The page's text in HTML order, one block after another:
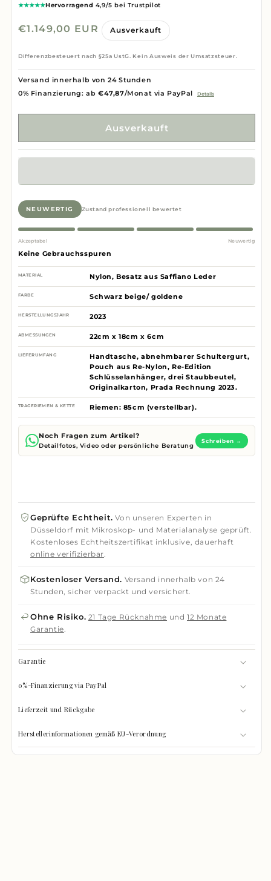
★★★★★Hervorragend 4,9/5 bei Trustpilot
Normaler
€1.149,00 EUR Ausverkauft
Differenzbesteuert nach §25a UstG. Kein Ausweis der Umsatzsteuer.
Versand innerhalb von 24 Stunden
0% Finanzierung: ab €47,87/Monat via PayPal Details
Ausverkauft
NEUWERTIG Zustand professionell bewertet
Akzeptabel Neuwertig
Keine Gebrauchsspuren
MATERIAL Nylon, Besatz aus Saffiano Leder
FARBE Schwarz beige/ goldene
HERSTELLUNGSJAHR 2023
ABMESSUNGEN 22cm x 18cm x 6cm
LIEFERUMFANG
Handtasche, abnehmbarer Schultergurt,
Pouch aus Re-Nylon, Re-Edition
Schlüsselanhänger, drei Staubbeutel,
Originalkarton, Prada Rechnung 2023.
TRAGERIEMEN & KETTE Riemen: 85cm (verstellbar).
Noch Fragen zum Artikel?
Detailfotos, Video oder persönliche Beratung
Schreiben →
Geprüfte Echtheit. Von unseren Experten in
Düsseldorf mit Mikroskop- und Materialanalyse geprüft.
Kostenloses Echtheitszertifikat inklusive, dauerhaft
online verifizierbar.
Kostenloser Versand. Versand innerhalb von 24
Stunden, sicher verpackt und versichert.
Ohne Risiko. 21 Tage Rücknahme und12 Monate
Garantie.
Garantie
0%-Finanzierung via PayPal
Lieferzeit und Rückgabe
Herstellerinformationen gemäß EU-Verordnung